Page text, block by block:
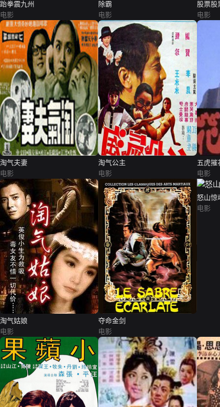
跆拳震九州
电影
除霸
电影
股票股
电影
淘气夫妻
电影
淘气公主
电影
五虎摧
电影
淘气姑娘
电影
夺命金剑
电影
怒山惊
电影